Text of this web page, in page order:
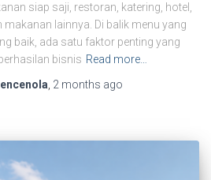
siap saji, restoran, katering, hotel,
makanan lainnya. Di balik menu yang
baik, ada satu faktor penting yang
bisnis Read more…
, 2 months ago